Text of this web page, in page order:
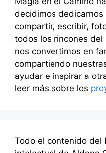
decidimos dedicarnos
compartir, escribir,
todos los rincones del
nos convertimos en
compartiendo
ayudar e inspirar a
leer más sobre los
Todo el contenido del